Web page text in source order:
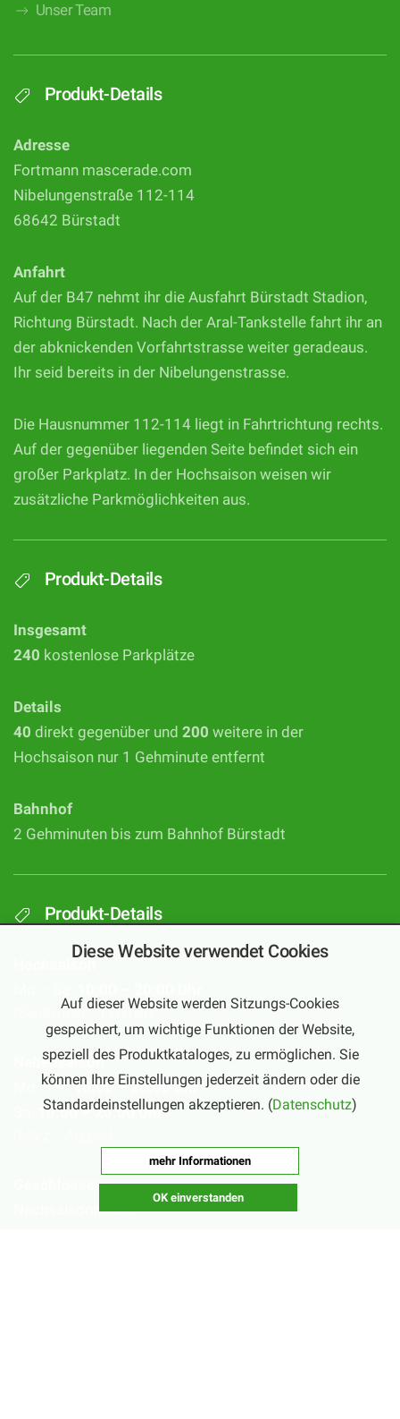
Unser Team
Produkt-Details
Adresse
Fortmann mascerade.com
Nibelungenstraße 112-114
68642 Bürstadt
Anfahrt
Auf der B47 nehmt ihr die Ausfahrt Bürstadt Stadion,
Richtung Bürstadt. Nach der Aral-Tankstelle fahrt ihr an
der abknickenden Vorfahrtstrasse weiter geradeaus.
Ihr seid bereits in der Nibelungenstrasse.
Die Hausnummer 112-114 liegt in Fahrtrichtung rechts.
Auf der gegenüber liegenden Seite befindet sich ein
großer Parkplatz. In der Hochsaison weisen wir
zusätzliche Parkmöglichkeiten aus.
Produkt-Details
Insgesamt
240 kostenlose Parkplätze
Details
40 direkt gegenüber und 200 weitere in der
Hochsaison nur 1 Gehminute entfernt
Bahnhof
2 Gehminuten bis zum Bahnhof Bürstadt
Produkt-Details
(September – Februar)
Nebensaison
Mo – Fr:16:00 – 20:00 Uhr
10:00 – 20:00 Uhr
Geschlossen
Nachsaisonpause:
Diese Website verwendet Cookies
Auf dieser Website werden Sitzungs-Cookies
gespeichert, um wichtige Funktionen der Website,
speziell des Produktkataloges, zu ermöglichen. Sie
können Ihre Einstellungen jederzeit ändern oder die
Standardeinstellungen akzeptieren. (Datenschutz)
mehr Informationen
OK einverstanden